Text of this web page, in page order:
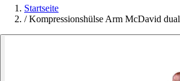
Startseite
/ Kompressionshülse Arm McDavid dual